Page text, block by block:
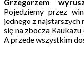
Grzegorzem
Pojedziemy przez
jednego z
się na zbocza
A przede wszystkim